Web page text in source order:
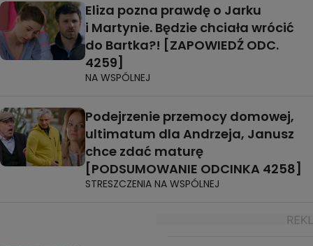
Eliza pozna prawdę o Jarku
i Martynie. Będzie chciała wrócić
do Bartka?! [ZAPOWIEDŹ ODC.
4259]
NA WSPÓLNEJ
Podejrzenie przemocy domowej,
ultimatum dla Andrzeja, Janusz
chce zdać maturę
[PODSUMOWANIE ODCINKA 4258]
STRESZCZENIA NA WSPÓLNEJ